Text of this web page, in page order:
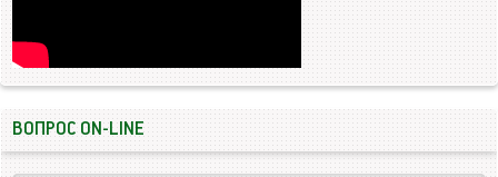
ВОПРОС ON-LINE